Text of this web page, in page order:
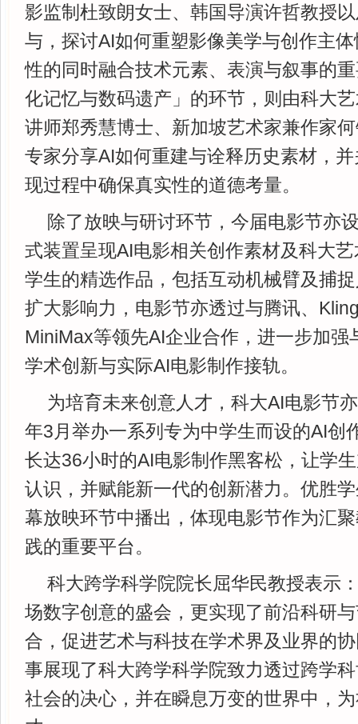
影监制杜致朗女士、韩国导演许哲教授
与，探讨AI如何重塑影像美学与创作主
性的同时融合技术元素、表演与叙事的
化记忆与数码遗产」的环节，则由科大
讲师郑秀慧博士、新加坡艺术家兼作家
专家分享AI如何重建与诠释历史素材，
现过程中确保真实性的道德考量。
除了放映与研讨环节，今届电影节亦
式装置呈现AI电影相关创作素材及科大
学生的精选作品，包括互动机械臂及捕
扩大影响力，电影节亦透过与腾讯、
MiniMax等领先AI企业合作，进一步加强
学术创新与实际AI电影制作接轨。
为培育未来创意人才，科大AI电影节
年3月举办一系列专为中学生而设的AI创
长达36小时的AI电影制作黑客松，让学
认识，并赋能新一代的创新潜力。优胜
幕放映环节中播出，体现电影节作为汇
践的重要平台。
科大跨学科学院院长屈华民教授表示
场数字创意的盛会，更实现了前沿科研
合，促进艺术与科技在学术界及业界的
事展现了科大跨学科学院致力透过跨学
社会的决心，并在瞬息万变的世界中，